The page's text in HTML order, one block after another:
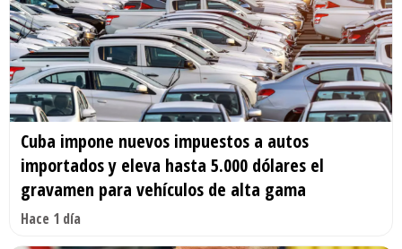
Cuba impone nuevos impuestos a autos
importados y eleva hasta 5.000 dólares el
gravamen para vehículos de alta gama
Hace 1 día